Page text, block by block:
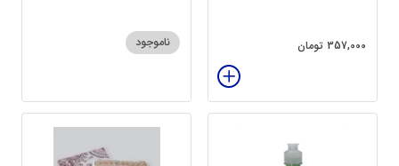
357,000 تومان ناموجود